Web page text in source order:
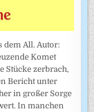
dem All. Autor:
Komet
Stücke zerbrach,
Bericht unter
in großer Sorge
In manchen